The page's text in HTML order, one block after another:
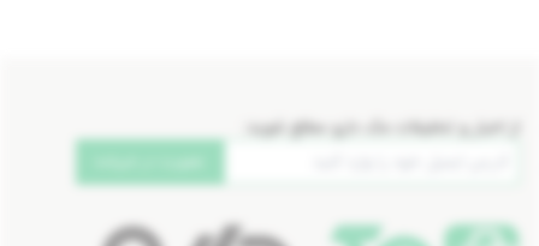
از اخبار و تخفیفات مک دارو مطلع شوید: